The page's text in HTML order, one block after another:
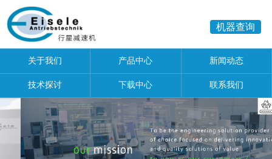
机器查询
关于我们 产品中心 新闻动态
技术探讨 下载中心 联系我们